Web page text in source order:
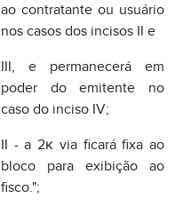
bloco para exibição ao
fisco.";
"з 3║ O transportador que
transportador para dar
início à execução do
serviço, emitirá